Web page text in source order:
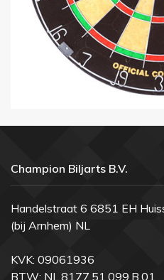
Champion Biljarts B.V.
Handelstraat 6 6851 EH
(bij Arnhem) NL
KVK: 09061936
BTW: NL.8177.51.099.B.01